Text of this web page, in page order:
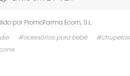
por PromoFarma Ecom, S.L.
#acessórios para bebé
#chupetas